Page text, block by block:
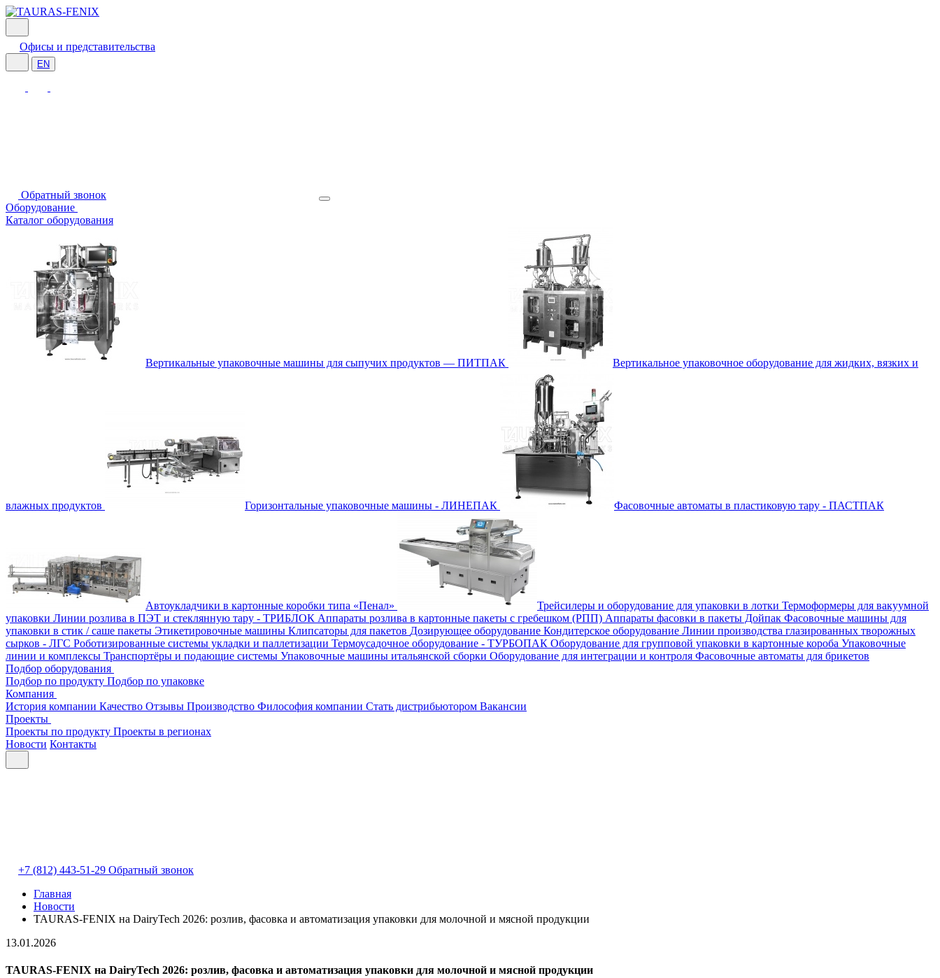
Офисы и представительства
EN
Обратный звонок
Оборудование
Каталог оборудования
Вертикальные упаковочные машины для сыпучих продуктов — ПИТПАК Вертикальное упаковочное оборудование для жидких, вязких и
влажных продуктов Горизонтальные упаковочные машины - ЛИНЕПАК Фасовочные автоматы в пластиковую тару - ПАСТПАК
Автоукладчики в картонные коробки типа «Пенал» Трейсилеры и оборудование для упаковки в лотки Термоформеры для вакуумной
упаковки Линии розлива в ПЭТ и стеклянную тару - ТРИБЛОК Аппараты розлива в картонные пакеты с гребешком (РПП) Аппараты фасовки в пакеты Дойпак Фасовочные машины для
упаковки в стик / саше пакеты Этикетировочные машины Клипсаторы для пакетов Дозирующее оборудование Кондитерское оборудование Линии производства глазированных творожных
сырков - ЛГС Роботизированные системы укладки и паллетизации Термоусадочное оборудование - ТУРБОПАК Оборудование для групповой упаковки в картонные короба Упаковочные
линии и комплексы Транспортёры и подающие системы Упаковочные машины итальянской сборки Оборудование для интеграции и контроля Фасовочные автоматы для брикетов
Подбор оборудования
Подбор по продукту Подбор по упаковке
Компания
История компании Качество Отзывы Производство Философия компании Стать дистрибьютором Вакансии
Проекты
Проекты по продукту Проекты в регионах
Новости Контакты
+7 (812) 443-51-29 Обратный звонок
Главная
Новости
TAURAS-FENIX на DairyTech 2026: розлив, фасовка и автоматизация упаковки для молочной и мясной продукции
13.01.2026
TAURAS-FENIX на DairyTech 2026: розлив, фасовка и автоматизация упаковки для молочной и мясной продукции